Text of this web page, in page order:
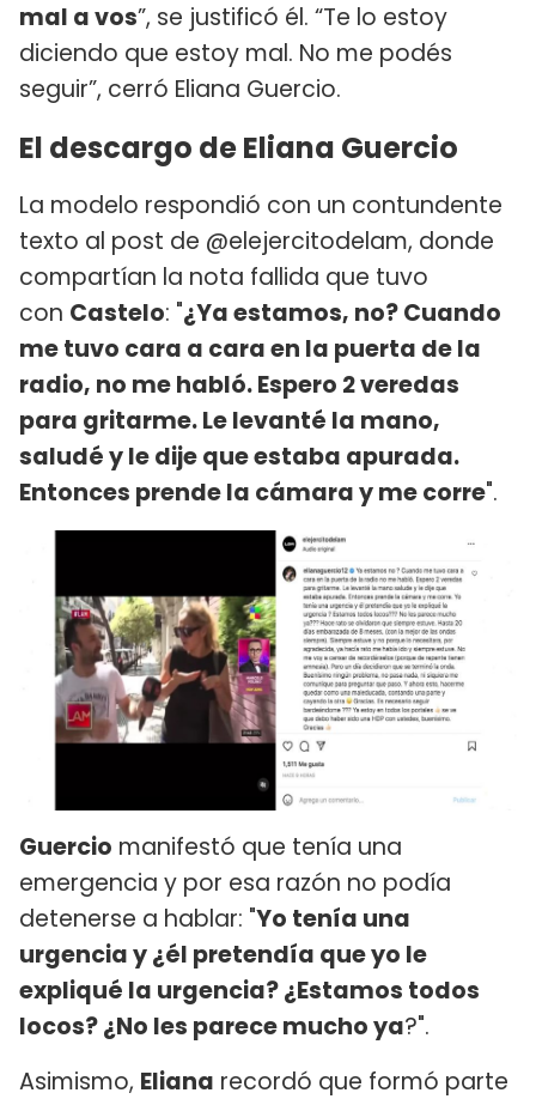
mal a vos”, se justificó él. “Te lo estoy
diciendo que estoy mal. No me podés
seguir”, cerró Eliana Guercio.
El descargo de Eliana Guercio
La modelo respondió con un contundente
texto al post de @elejercitodelam, donde
compartían la nota fallida que tuvo
con Castelo: "¿Ya estamos, no? Cuando
me tuvo cara a cara en la puerta de la
radio, no me habló. Espero 2 veredas
para gritarme. Le levanté la mano,
saludé y le dije que estaba apurada.
Entonces prende la cámara y me corre".
Guercio manifestó que tenía una
emergencia y por esa razón no podía
detenerse a hablar: "Yo tenía una
urgencia y ¿él pretendía que yo le
expliqué la urgencia? ¿Estamos todos
locos? ¿No les parece mucho ya?".
Asimismo, Eliana recordó que formó parte